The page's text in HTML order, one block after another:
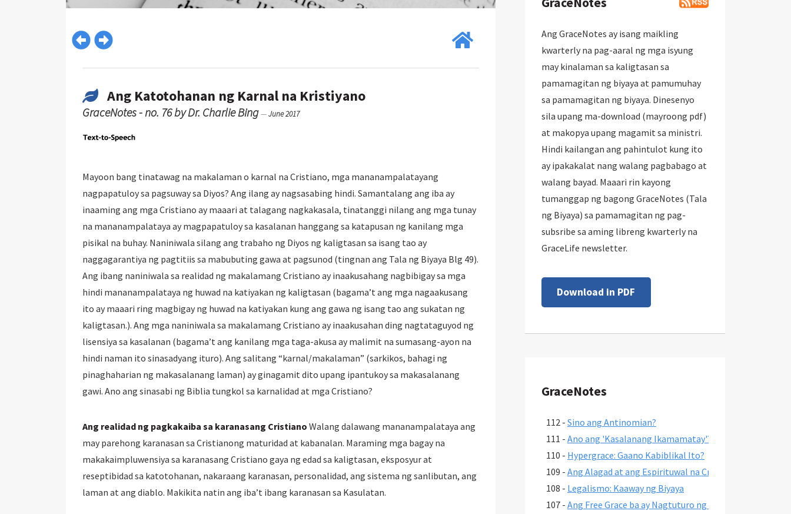
Ang Katotohanan ng Karnal na Kristiyano
GraceNotes - no. 76 by Dr. Charlie Bing—June 2017
Mayoon bang tinatawag na makalaman o karnal na Cristiano, mga mananampalatayang
nagpapatuloy sa pagsuway sa Diyos? Ang ilang ay nagsasabing hindi. Samantalang ang iba ay
inaaming ang mga Cristiano ay maaari at talagang nagkakasala, tinatanggi nilang ang mga tunay
na mananampalataya ay magpapatuloy sa kasalanan hanggang sa katapusan ng kanilang mga
pisikal na buhay. Naniniwala silang ang trabaho ng Diyos ng kaligtasan sa isang tao ay
naggagarantiya ng pagtitiis sa mabubuting gawa at pagsunod (tingnan ang Tala ng Biyaya Blg 49).
Ang ibang naniniwala sa realidad ng makalamang Cristiano ay inaakusahang nagbibigay sa mga
hindi mananampalataya ng huwad na katiyakan ng kaligtasan (bagama’t ang mga nagaakusang
ito ay maaari ring magbigay ng huwad na katiyakan kung ang gawa ng isang tao ang sukatan ng
kaligtasan.). Ang mga naniniwala sa makalamang Cristiano ay inaakusahan ding nagtataguyod ng
lisensiya sa kasalanan (bagama’t ang kanilang mga taga-akusa ay malimit na sumasang-ayon na
hindi naman ito sinasadyang ituro). Ang salitang “karnal/makalaman” (sarkikos, bahagi ng
pinaghaharian ng makasalanang laman) ay ginagamit dito upang ipantukoy sa makasalanang
gawi. Ano ang sinasabi ng Biblia tungkol sa karnalidad at mga Cristiano?
Ang realidad ng pagkakaiba sa karanasang Cristiano
may parehong karanasan sa Cristianong maturidad at kabanalan. Maraming mga bagay na
makakaimpluwensiya sa karanasang Cristiano gaya ng edad sa kaligtasan, eksposyur at
reseptibidad sa katotohanan, nakaraang karanasan, personalidad, ang sistema ng sanlibutan, ang
laman at ang diablo. Makikita natin ang iba’t ibang karanasan sa Kasulatan.
Ang GraceNotes ay isang maikling
kwarterly na pag-aaral ng mga isyung
may kinalaman sa kaligtasan sa
pamamagitan ng biyaya at pamumuhay
sa pamamagitan ng biyaya. Dinesenyo
sila upang ma-download (mayroong pdf)
at makopya upang magamit sa ministri.
Hindi kailangan ang pahintulot kung ito
ay ipakakalat nang walang pagbabago at
walang bayad. Maaari rin kayong
tumanggap ng bagong GraceNotes (Tala
ng Biyaya) sa pamamagitan ng pag-
subsribe sa aming libreng kwarterly na
GraceLife newsletter.
Download in PDF
GraceNotes
112 - Sino ang Antinomian?
111 - Ano ang 'Kasalanang Ikamamatay'?
110 - Hypergrace: Gaano Kabiblikal Ito?
109 - Ang Alagad at ang Espirituwal na Cristiano
108 - Legalismo: Kaaway ng Biyaya
107 - Ang Free Grace ba ay Nagtuturo ng Madaling